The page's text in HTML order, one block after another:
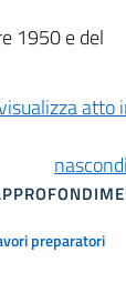
1950 e del
atto
nascondi
preparatori